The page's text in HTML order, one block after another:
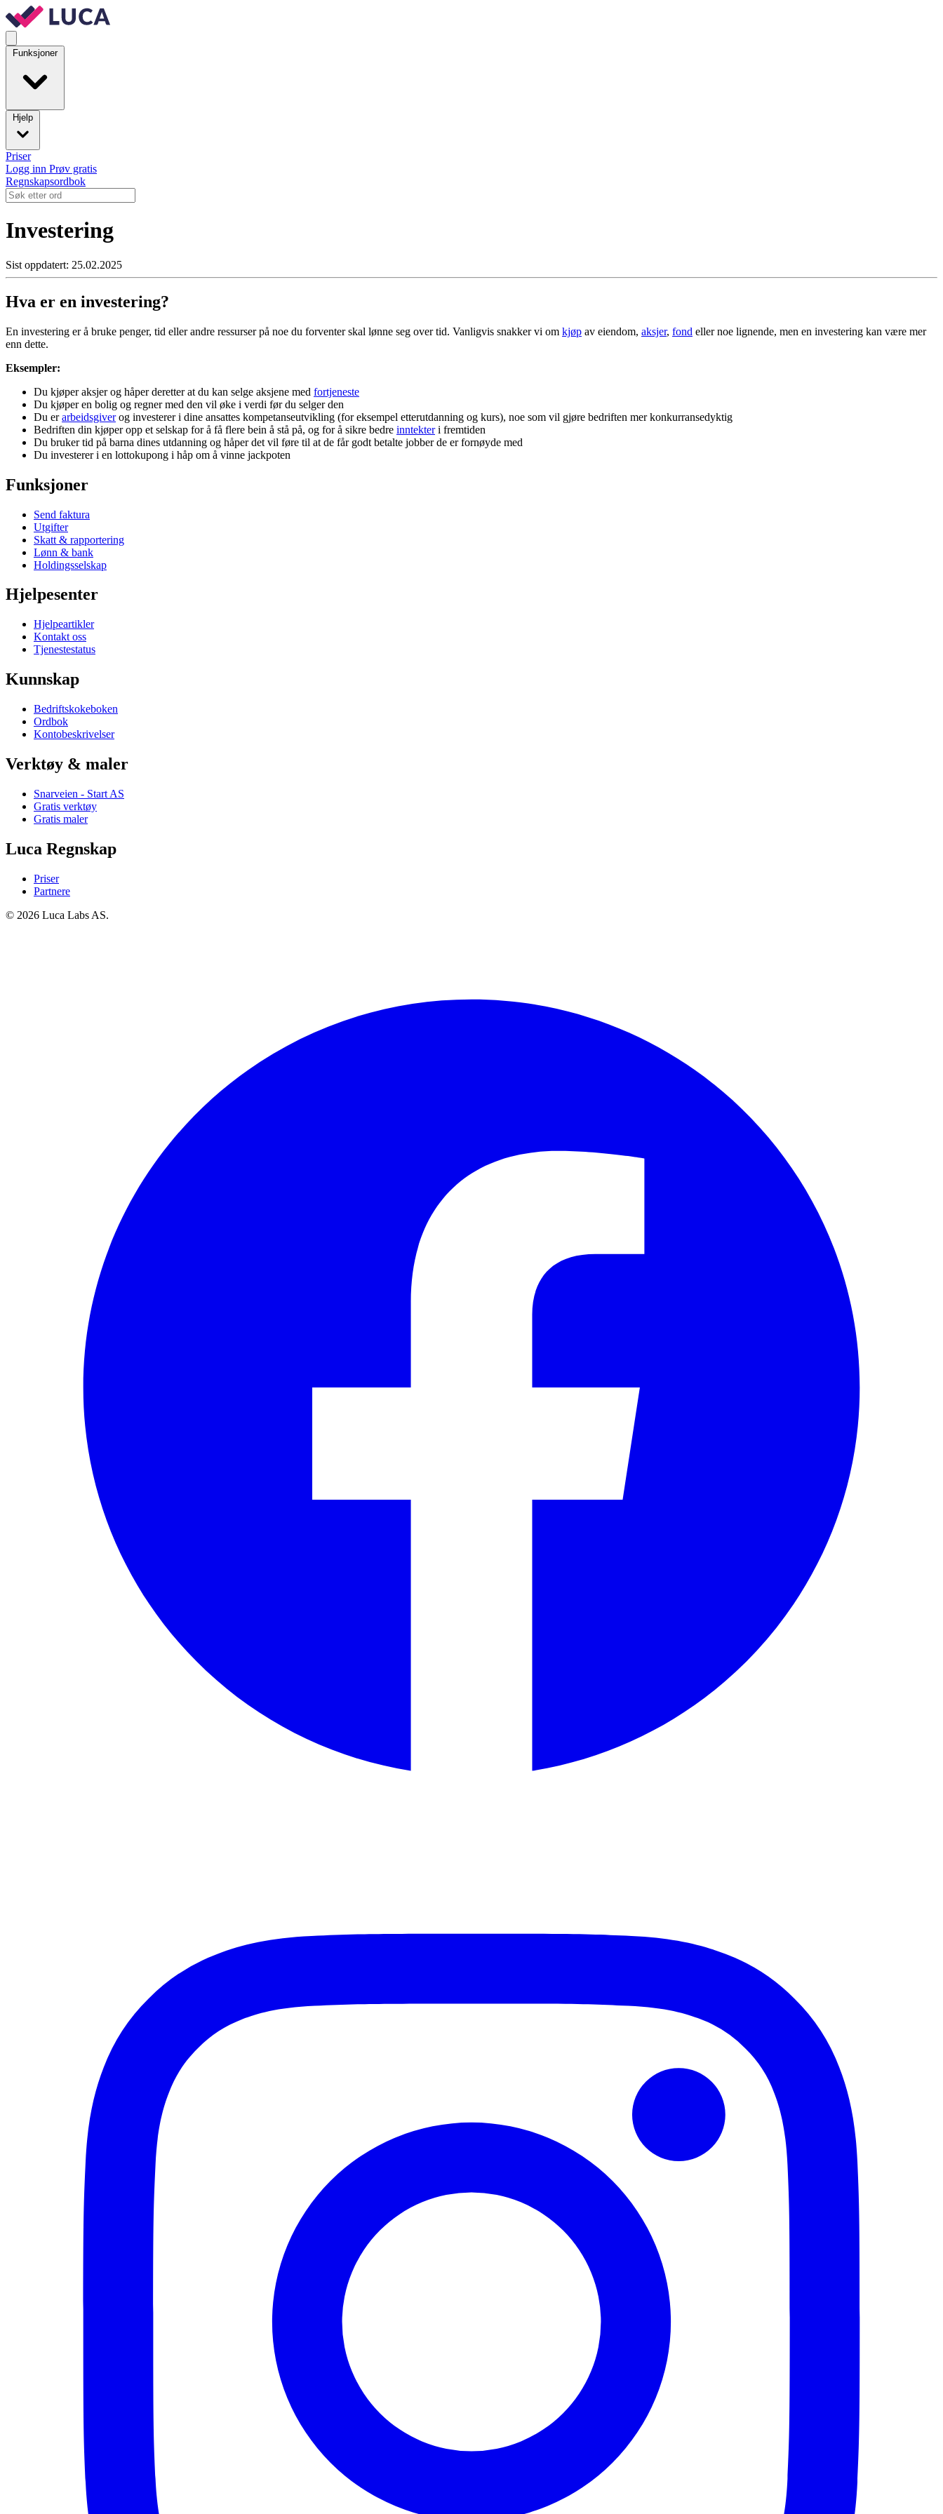
Funksjoner
Hjelp
Priser
Logg inn Prøv gratis
Regnskapsordbok
Investering
Sist oppdatert: 25.02.2025
Hva er en investering?
En investering er å bruke penger, tid eller andre ressurser på noe du forventer skal lønne seg over tid. Vanligvis snakker vi om kjøp av eiendom, aksjer, fond eller noe lignende, men en investering kan være mer
enn dette.
Eksempler:
Du kjøper aksjer og håper deretter at du kan selge aksjene med fortjeneste
Du kjøper en bolig og regner med den vil øke i verdi før du selger den
Du erarbeidsgiverog investerer i dine ansattes kompetanseutvikling (for eksempel etterutdanning og kurs), noe som vil gjøre bedriften mer konkurransedyktig
Bedriften din kjøper opp et selskap for å få flere bein å stå på, og for å sikre bedre inntekteri fremtiden
Du bruker tid på barna dines utdanning og håper det vil føre til at de får godt betalte jobber de er fornøyde med
Du investerer i en lottokupong i håp om å vinne jackpoten
Funksjoner
Send faktura
Utgifter
Skatt & rapportering
Lønn & bank
Holdingsselskap
Hjelpesenter
Hjelpeartikler
Kontakt oss
Tjenestestatus
Kunnskap
Bedriftskokeboken
Ordbok
Kontobeskrivelser
Verktøy & maler
Snarveien - Start AS
Gratis verktøy
Gratis maler
Luca Regnskap
Priser
Partnere
© 2026 Luca Labs AS.